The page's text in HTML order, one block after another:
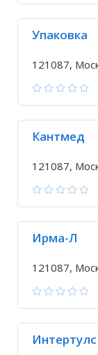
Упаковка
121087,
Кантмед
121087,
Ирма-Л
121087,
Интертулс